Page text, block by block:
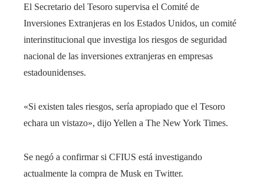
El Secretario del Tesoro supervisa el Comité de
Inversiones Extranjeras en los Estados Unidos, un comité
interinstitucional que investiga los riesgos de seguridad
nacional de las inversiones extranjeras en empresas
estadounidenses.
«Si existen tales riesgos, sería apropiado que el Tesoro
echara un vistazo», dijo Yellen a The New York Times.
Se negó a confirmar si CFIUS está investigando
actualmente la compra de Musk en Twitter.